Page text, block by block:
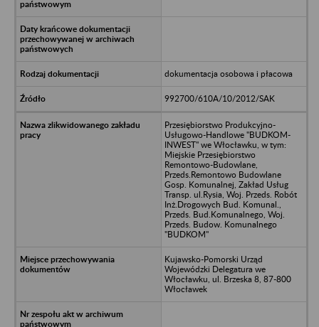
dokumentacja osobowa i płacowa
992700/610A/10/2012/SAK
Przesiębiorstwo Produkcyjno-
Usługowo-Handlowe "BUDKOM-
INWEST" we Włocławku, w tym:
Miejskie Przesiębiorstwo
Remontowo-Budowlane,
Przeds.Remontowo Budowlane
Gosp. Komunalnej, Zakład Usług
Transp. ul.Rysia, Woj. Przeds. Robót
Inż.Drogowych Bud. Komunal.,
Przeds. Bud.Komunalnego, Woj.
Przeds. Budow. Komunalnego
"BUDKOM"
Kujawsko-Pomorski Urząd
Wojewódzki Delegatura we
Włocławku, ul. Brzeska 8, 87-800
Włocławek